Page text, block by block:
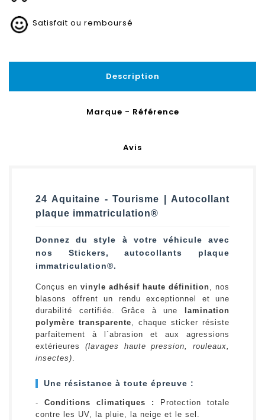
Satisfait ou remboursé
Description
Marque - Référence
Avis
24 Aquitaine - Tourisme | Autocollant
plaque immatriculation®
Donnez du style à votre véhicule avec
nos Stickers, autocollants plaque
immatriculation®.
Conçus en vinyle adhésif haute définition, nos
blasons offrent un rendu exceptionnel et une
durabilité certifiée. Grâce à une
lamination
polymère transparente, chaque sticker résiste
parfaitement à l`abrasion et aux agressions
extérieures (lavages haute pression, rouleaux,
insectes).
Une résistance à toute épreuve :
- Conditions climatiques :
Protection totale
contre les UV, la pluie, la neige et le sel.